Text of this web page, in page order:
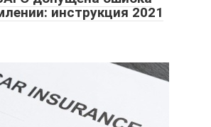
инструкция 2021